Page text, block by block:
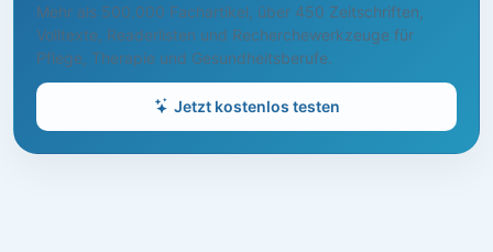
Mehr als 500.000 Fachartikel, über 450 Zeitschriften,
Volltexte, Readerlisten und Recherchewerkzeuge für
Pflege, Therapie und Gesundheitsberufe.
Jetzt kostenlos testen